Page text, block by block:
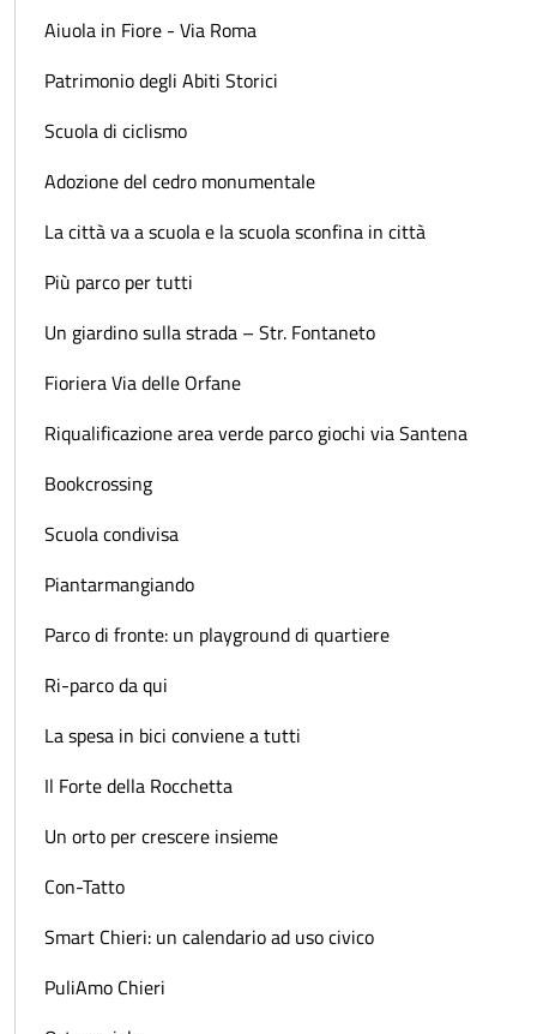
Aiuola in Fiore - Via Roma
Patrimonio degli Abiti Storici
Scuola di ciclismo
Adozione del cedro monumentale
La città va a scuola e la scuola sconfina in città
Più parco per tutti
Un giardino sulla strada – Str. Fontaneto
Fioriera Via delle Orfane
Riqualificazione area verde parco giochi via Santena
Bookcrossing
Scuola condivisa
Piantarmangiando
Parco di fronte: un playground di quartiere
Ri-parco da qui
La spesa in bici conviene a tutti
Il Forte della Rocchetta
Un orto per crescere insieme
Con-Tatto
Smart Chieri: un calendario ad uso civico
PuliAmo Chieri